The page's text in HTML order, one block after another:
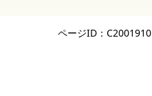
ページID：C2001910